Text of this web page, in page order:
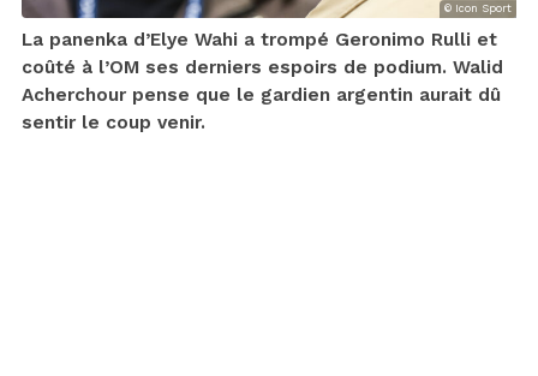
© Icon Sport
La panenka d’Elye Wahi a trompé Geronimo Rulli et
coûté à l’OM ses derniers espoirs de podium. Walid
Acherchour pense que le gardien argentin aurait dû
sentir le coup venir.